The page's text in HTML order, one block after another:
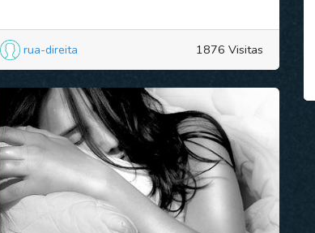
rua-direita 1876 Visitas